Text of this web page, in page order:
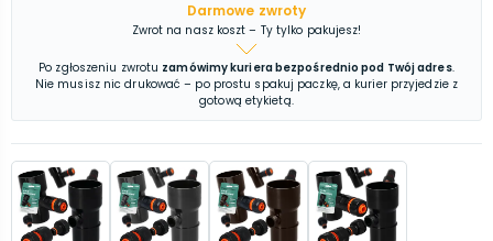
Darmowe zwroty
Zwrot na nasz koszt – Ty tylko pakujesz!
Po zgłoszeniu zwrotu zamówimy kuriera bezpośrednio pod Twój adres.
Nie musisz nic drukować – po prostu spakuj paczkę, a kurier przyjedzie z
gotową etykietą.